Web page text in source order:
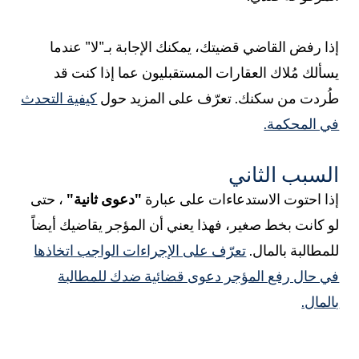
إذا رفض القاضي قضيتك، يمكنك الإجابة بـ"لا" عندما
يسألك مُلاك العقارات المستقبليون عما إذا كنت قد
طُردت من سكنك. تعرّف على المزيد حولكيفية التحدث
في المحكمة.
السبب الثاني
إذا احتوت الاستدعاءات على عبارة"دعوى ثانية"، حتى
لو كانت بخط صغير، فهذا يعني أن المؤجر يقاضيك أيضاً
للمطالبة بالمال.تعرّف على الإجراءات الواجب اتخاذها
في حال رفع المؤجر دعوى قضائية ضدك للمطالبة
بالمال.